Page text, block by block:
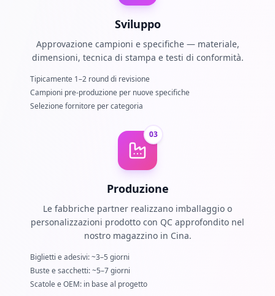
Sviluppo
Approvazione campioni e specifiche — materiale,
dimensioni, tecnica di stampa e testi di conformità.
Tipicamente 1–2 round di revisione
Campioni pre-produzione per nuove specifiche
Selezione fornitore per categoria
03
Produzione
Le fabbriche partner realizzano imballaggio o
personalizzazioni prodotto con QC approfondito nel
nostro magazzino in Cina.
Biglietti e adesivi: ~3–5 giorni
Buste e sacchetti: ~5–7 giorni
Scatole e OEM: in base al progetto